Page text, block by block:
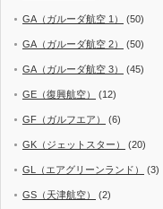
GA（ガルーダ航空 1） (50)
GA（ガルーダ航空 2） (50)
GA（ガルーダ航空 3） (45)
GE（復興航空） (12)
GF（ガルフエア） (6)
GK（ジェットスター） (20)
GL（エアグリーンランド） (3)
GS（天津航空） (2)